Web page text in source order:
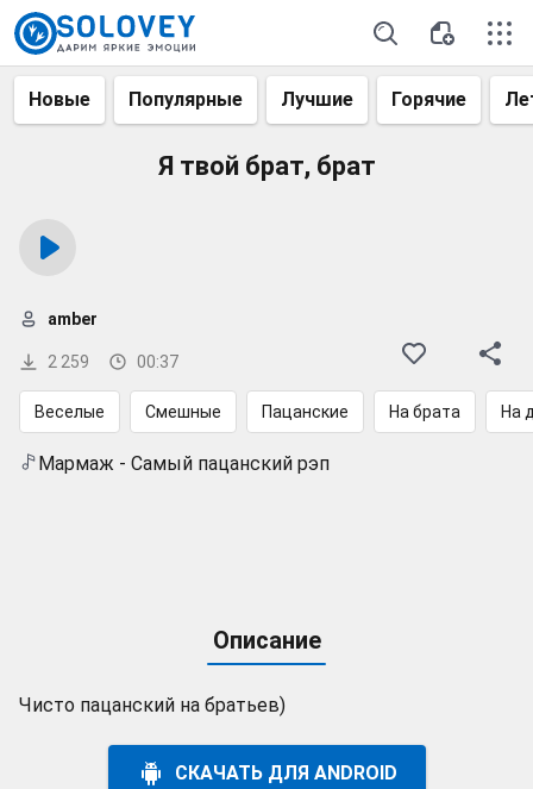
Новые Популярные Лучшие Горячие
Я твой брат, брат
2 259 00:37
amber
Веселые Смешные Пацанские На брата На
Мармаж - Самый пацанский рэп
Описание
Чисто пацанский на братьев)
СКАЧАТЬ ДЛЯ ANDROID